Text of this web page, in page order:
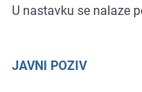
U nastavku se nalaze
JAVNI POZIV